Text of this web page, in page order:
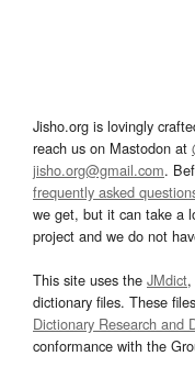
Jisho.org is lovingly
reach us on Mastodon at
jisho.org@gmail.com.
frequently asked
we get, but it can take a
project and we do not
This site uses the JMdict,
dictionary files. These
Dictionary Research and
conformance with the